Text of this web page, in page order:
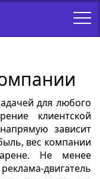
для любого
клиентской
зависит
вес компании
Не менее
двигатель